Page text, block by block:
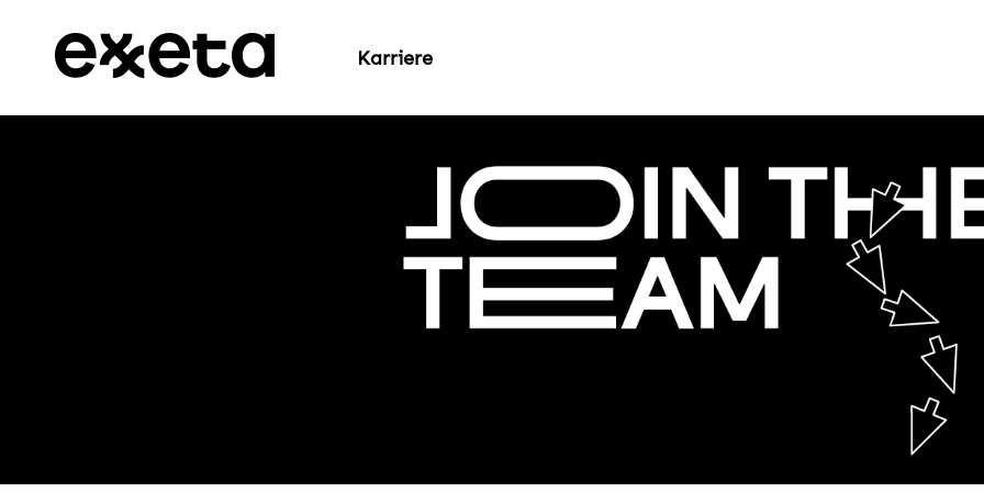
Karriere